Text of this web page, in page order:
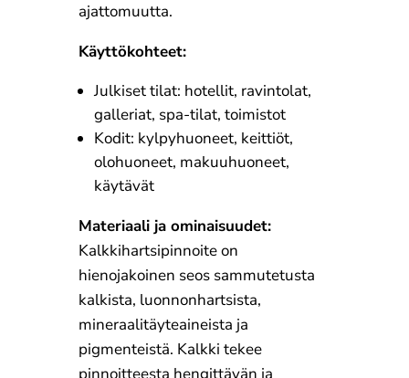
ajattomuutta.
Käyttökohteet:
Julkiset tilat: hotellit, ravintolat,
galleriat, spa-tilat, toimistot
Kodit: kylpyhuoneet, keittiöt,
olohuoneet, makuuhuoneet,
käytävät
Materiaali ja ominaisuudet:
Kalkkihartsipinnoite on
hienojakoinen seos sammutetusta
kalkista, luonnonhartsista,
mineraalitäyteaineista ja
pigmenteistä. Kalkki tekee
pinnoitteesta hengittävän ja